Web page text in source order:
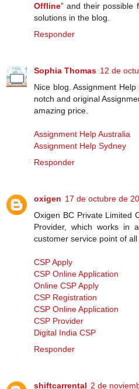
Offline” and their possible
solutions in the blog.
Responder
Sophia Thomas 12 de
Nice blog. Assignment
notch and original
amazing price.
Assignment Help Australia
Assignment Help Sydney
Responder
oxigen 17 de octubre de
Oxigen BC Private Limited
Provider, which works in
customer service point of all
CSP Apply
CSP Online Application
Online CSP Apply
CSP Registration
CSP Online Application
CSP Provider
Digital India CSP
Responder
shiftcarrental 2 de